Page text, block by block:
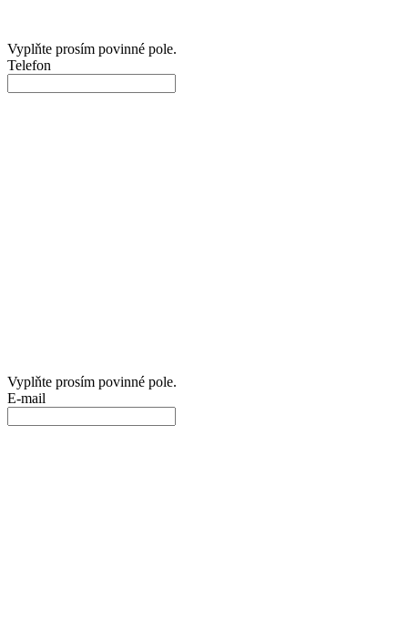
Vyplňte prosím povinné pole.
Telefon
Vyplňte prosím povinné pole.
E-mail